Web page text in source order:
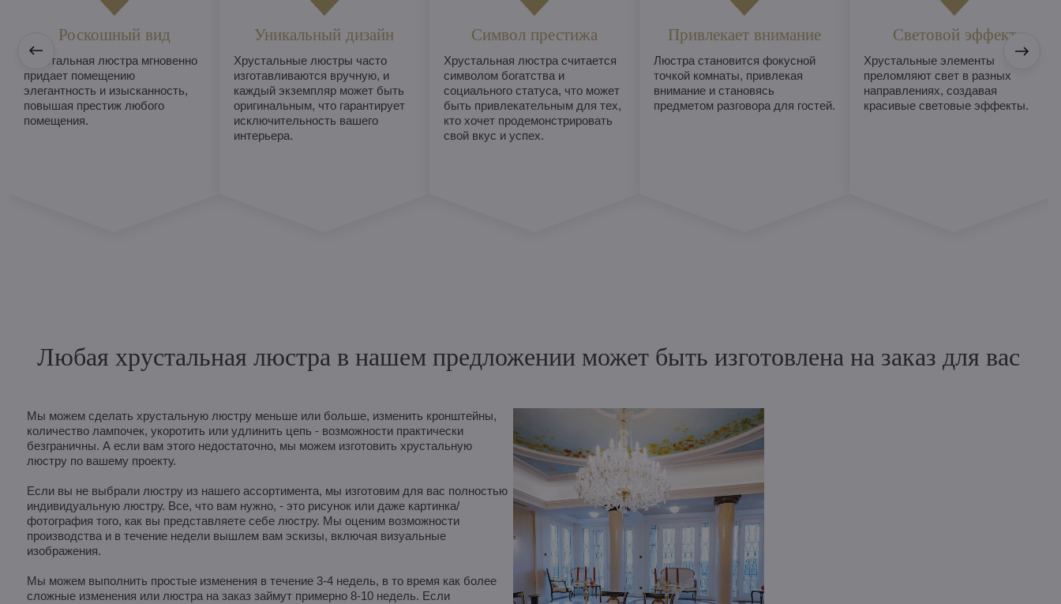
Роскошный вид
Хрустальная люстра мгновенно
придает помещению
элегантность и изысканность,
повышая престиж любого
помещения.
Уникальный дизайн
Хрустальные люстры часто
изготавливаются вручную, и
каждый экземпляр может быть
оригинальным, что гарантирует
исключительность вашего
интерьера.
Символ престижа
Хрустальная люстра считается
символом богатства и
социального статуса, что может
быть привлекательным для тех,
кто хочет продемонстрировать
свой вкус и успех.
Привлекает внимание
Люстра становится фокусной
точкой комнаты, привлекая
внимание и становясь
предметом разговора для гостей.
Световой эффект
Хрустальные элементы
преломляют свет в разных
направлениях, создавая
красивые световые эффекты.
Любая хрустальная люстра в нашем предложении может быть изготовлена на заказ для вас
Мы можем сделать хрустальную люстру меньше или больше, изменить кронштейны,
количество лампочек, укоротить или удлинить цепь - возможности практически
безграничны. А если вам этого недостаточно, мы можем изготовить хрустальную
люстру по вашему проекту.
Если вы не выбрали люстру из нашего ассортимента, мы изготовим для вас полностью
индивидуальную люстру. Все, что вам нужно, - это рисунок или даже картинка/
фотография того, как вы представляете себе люстру. Мы оценим возможности
производства и в течение недели вышлем вам эскизы, включая визуальные
изображения.
Мы можем выполнить простые изменения в течение 3-4 недель, в то время как более
сложные изменения или люстра на заказ займут примерно 8-10 недель. Если